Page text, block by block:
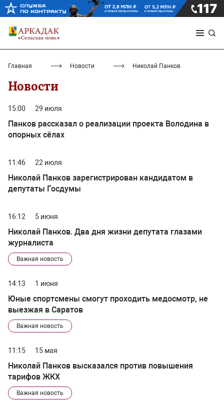
Главная Новости Николай Панков
Новости
15:00 29 июля
Панков рассказал о реализации проекта Володина в
опорных сёлах
11:46 22 июля
Николай Панков зарегистрирован кандидатом в
депутаты Госдумы
16:12 5 июня
Николай Панков. Два дня жизни депутата глазами
журналиста
Важная новость
14:13 1 июня
Юные спортсмены смогут проходить медосмотр, не
выезжая в Саратов
Важная новость
11:15 15 мая
Николай Панков высказался против повышения
тарифов ЖКХ
Важная новость